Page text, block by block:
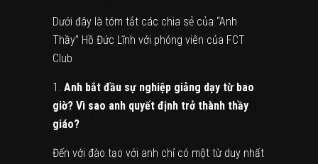
Dưới đây là tóm tắt các chia sẻ của “Anh
Thầy” Hồ Đức Lĩnh với phóng viên của FCT
Club
Anh bắt đầu sự nghiệp giảng dạy từ bao
giờ? Vì sao anh quyết định trở thành thầy
giáo?
Đến với đào tạo với anh chỉ có một từ duy nhất